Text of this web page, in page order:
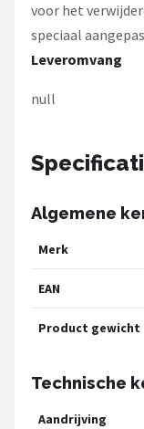
voor het
speciaal
Leveromvang
null
Algemene
Merk
EAN
Product gewicht
Technische
Aandrijving